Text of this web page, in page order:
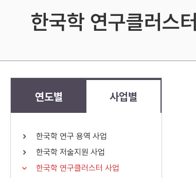
규장각 소개영상
고대
고려
조선 후기
근대
검색 연산자 사용안내
연산자
한국학 연구클러스
연도별 사업별
한국학 연구 용역 사업
한국학 저술지원 사업
한국학 연구클러스터 사업